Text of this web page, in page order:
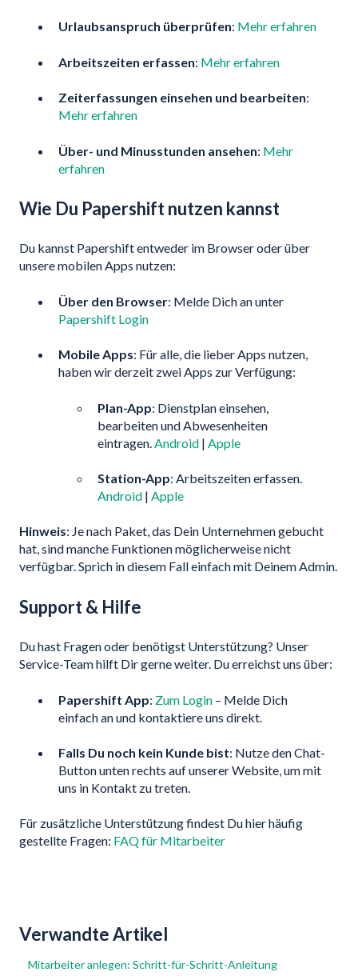
Urlaubsanspruch überprüfen: Mehr erfahren
Arbeitszeiten erfassen: Mehr erfahren
Zeiterfassungen einsehen und bearbeiten:
Mehr erfahren
Über- und Minusstunden ansehen: Mehr
erfahren
Wie Du Papershift nutzen kannst
Du kannst Papershift entweder im Browser oder über
unsere mobilen Apps nutzen:
Über den Browser: Melde Dich an unter
Papershift Login
Mobile Apps: Für alle, die lieber Apps nutzen,
haben wir derzeit zwei Apps zur Verfügung:
Plan-App: Dienstplan einsehen,
bearbeiten und Abwesenheiten
eintragen. Android | Apple
Station-App: Arbeitszeiten erfassen.
Android | Apple
Hinweis: Je nach Paket, das Dein Unternehmen gebucht
hat, sind manche Funktionen möglicherweise nicht
verfügbar. Sprich in diesem Fall einfach mit Deinem Admin.
Support & Hilfe
Du hast Fragen oder benötigst Unterstützung? Unser
Service-Team hilft Dir gerne weiter. Du erreichst uns über:
Papershift App: Zum Login – Melde Dich
einfach an und kontaktiere uns direkt.
Falls Du noch kein Kunde bist: Nutze den Chat-
Button unten rechts auf unserer Website, um mit
uns in Kontakt zu treten.
Für zusätzliche Unterstützung findest Du hier häufig
gestellte Fragen: FAQ für Mitarbeiter
Verwandte Artikel
Mitarbeiter anlegen: Schritt-für-Schritt-Anleitung